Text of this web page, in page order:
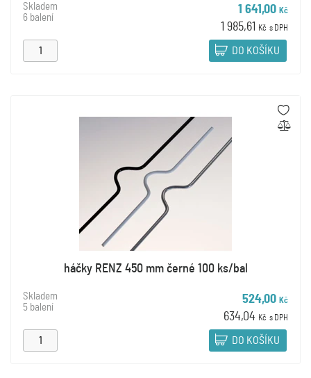
Skladem
6 balení
1 641,00 Kč
1 985,61 Kč s DPH
DO KOŠÍKU
háčky RENZ 450 mm černé 100 ks/bal
Skladem
5 balení
524,00 Kč
634,04 Kč s DPH
DO KOŠÍKU